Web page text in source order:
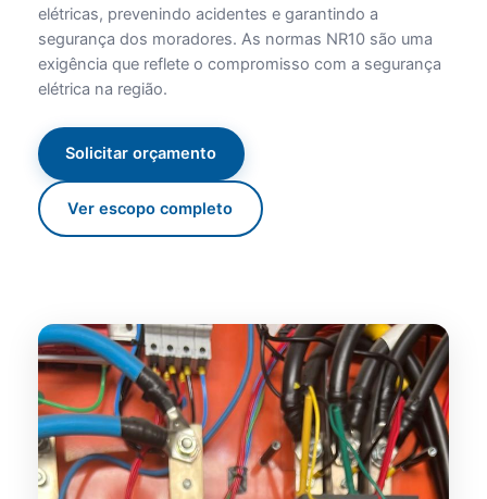
elétricas, prevenindo acidentes e garantindo a
segurança dos moradores. As normas NR10 são uma
exigência que reflete o compromisso com a segurança
elétrica na região.
Solicitar orçamento
Ver escopo completo